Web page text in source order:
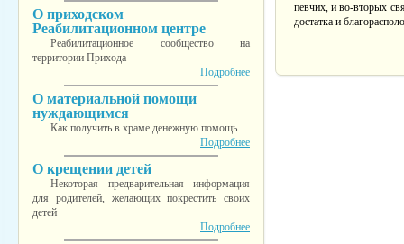
О приходском
Реабилитационном центре
Реабилитационное сообщество на
территории Прихода
Подробнее
О материальной помощи
нуждающимся
Как получить в храме денежную помощь
Подробнее
О крещении детей
Некоторая предварительная информация
для родителей, желающих покрестить своих
детей
Подробнее
певчих, и во-вторых
достатка и